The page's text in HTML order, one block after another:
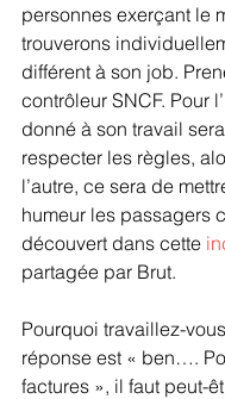
personnes exerçant le
trouverons
différent à son job.
contrôleur SNCF. Pour
donné à son travail
respecter les règles,
l’autre, ce sera de
humeur les passagers
découvert dans cette
partagée par Brut.
Pourquoi travaillez-
réponse est « ben….
factures », il faut peut-